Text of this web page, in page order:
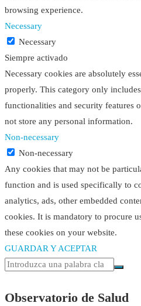
browsing experience.
Necessary
Necessary
Siempre activado
Necessary cookies are absolutely
properly. This category only
functionalities and security features
not store any personal information.
Non-necessary
Non-necessary
Any cookies that may not be
function and is used specifically to
analytics, ads, other embedded
cookies. It is mandatory to procure
these cookies on your website.
GUARDAR Y ACEPTAR
Observatorio de Salud